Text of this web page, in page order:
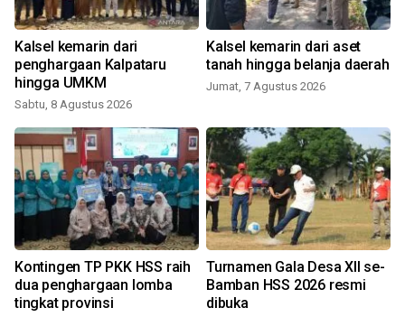
Kalsel kemarin dari
penghargaan Kalpataru
hingga UMKM
Sabtu, 8 Agustus 2026
Kalsel kemarin dari aset
tanah hingga belanja daerah
Jumat, 7 Agustus 2026
Kontingen TP PKK HSS raih
dua penghargaan lomba
tingkat provinsi
Turnamen Gala Desa XII se-
Bamban HSS 2026 resmi
dibuka